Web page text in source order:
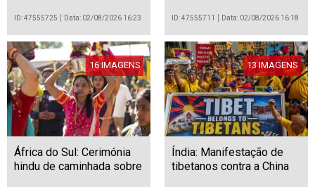
ID: 47555725 Data: 02/08/2026 16:23 ID: 47555711 Data: 02/08/2026 16:18
16 IMAGENS
África do Sul: Cerimónia
hindu de caminhada sobre
13 IMAGENS
Índia: Manifestação de
tibetanos contra a China